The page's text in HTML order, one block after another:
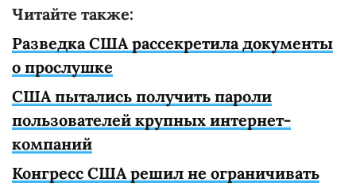
Читайте также:
Разведка США рассекретила документы
о прослушке
США пытались получить пароли
пользователей крупных интернет-
компаний
Конгресс США решил не ограничивать